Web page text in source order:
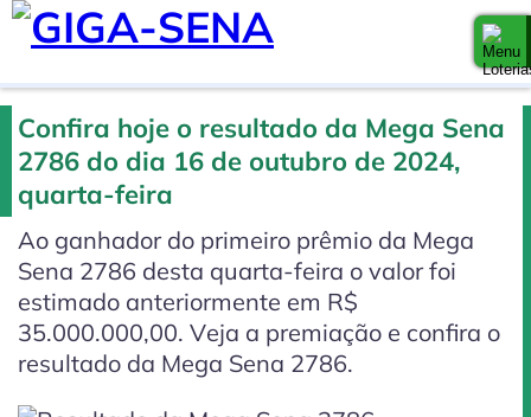
Confira hoje o resultado da Mega Sena
2786 do dia 16 de outubro de 2024,
quarta-feira
Ao ganhador do primeiro prêmio da Mega
Sena 2786 desta quarta-feira o valor foi
estimado anteriormente em R$
35.000.000,00. Veja a premiação e confira o
resultado da Mega Sena 2786.